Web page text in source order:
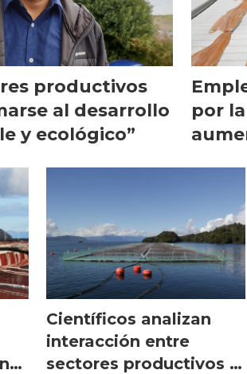
productivos
al desarrollo
y ecológico”
por
Científicos analizan
interacción entre
sectores productivos y